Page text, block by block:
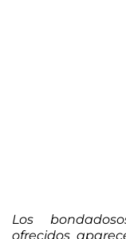
Los
ofrecidos